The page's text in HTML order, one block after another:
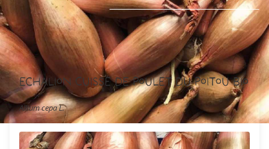
Echalion Cuisse de Poulet du Poitou Bio
Allium cepa L.